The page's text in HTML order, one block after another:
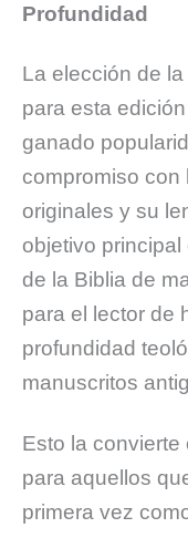
Profundidad
La elección de
para esta
ganado
compromiso con
originales y su
objetivo
de la Biblia de
para el lector de
profundidad
manuscritos
Esto la
para aquellos
primera vez